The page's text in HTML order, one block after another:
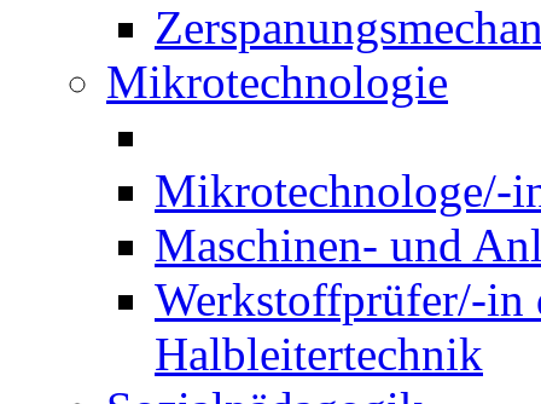
Mikrotechnologie
Mikrotechnologe/-
Maschinen- und
Werkstoffprüfer/-in
Halbleitertechnik